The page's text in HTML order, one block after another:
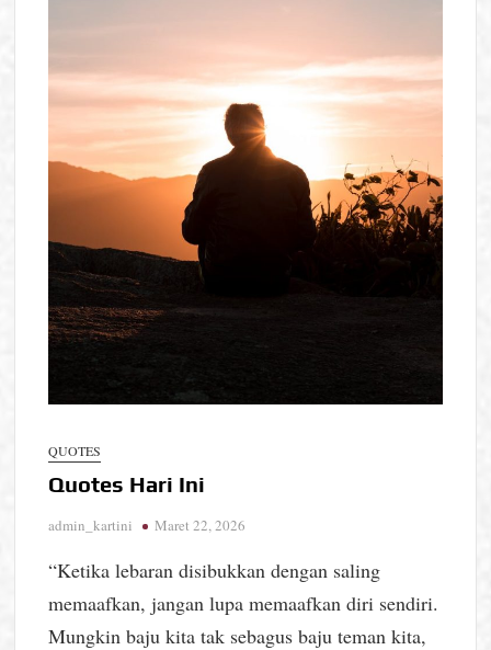
QUOTES
Quotes Hari Ini
admin_kartini Maret 22, 2026
“Ketika lebaran disibukkan dengan saling
memaafkan, jangan lupa memaafkan diri sendiri.
Mungkin baju kita tak sebagus baju teman kita,